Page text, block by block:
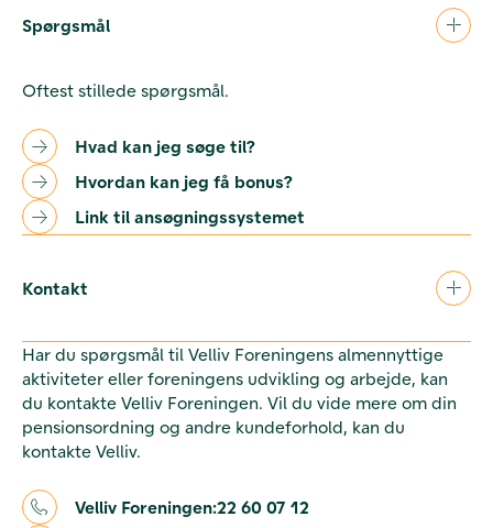
Spørgsmål
Oftest stillede spørgsmål.
Hvad kan jeg søge til?
Hvordan kan jeg få bonus?
Link til ansøgningssystemet
Kontakt
Har du spørgsmål til Velliv Foreningens almennyttige
aktiviteter eller foreningens udvikling og arbejde, kan
du kontakte Velliv Foreningen. Vil du vide mere om din
pensionsordning og andre kundeforhold, kan du
kontakte Velliv.
Velliv Foreningen:22 60 07 12